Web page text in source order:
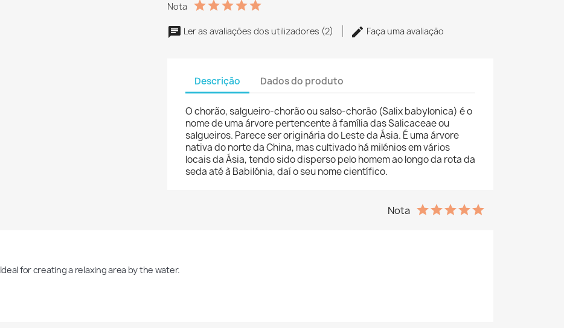
Nota
Ler as avaliações dos utilizadores (2) Faça uma avaliação
Descrição Dados do produto
O chorão, salgueiro-chorão ou salso-chorão (Salix babylonica) é o
nome de uma árvore pertencente à família das Salicaceae ou
salgueiros. Parece ser originária do Leste da Ásia. É uma árvore
nativa do norte da China, mas cultivado há milénios em vários
locais da Ásia, tendo sido disperso pelo homem ao longo da rota da
seda até à Babilónia, daí o seu nome científico.
Nota
Ideal for creating a relaxing area by the water.